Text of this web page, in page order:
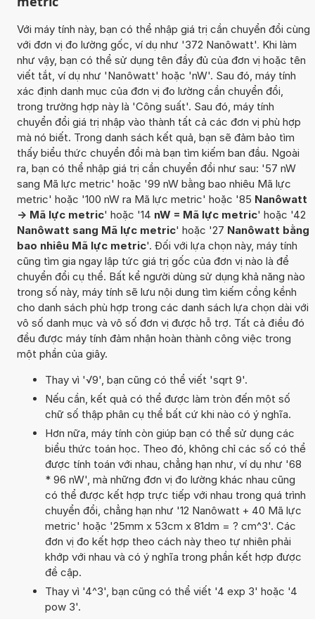
Với máy tính này, bạn có thể nhập giá trị cần chuyển đổi cùng
với đơn vị đo lường gốc, ví dụ như '372 Nanôwatt'. Khi làm
như vậy, bạn có thể sử dụng tên đầy đủ của đơn vị hoặc tên
viết tắt, ví dụ như 'Nanôwatt' hoặc 'nW'. Sau đó, máy tính
xác định danh mục của đơn vị đo lường cần chuyển đổi,
trong trường hợp này là 'Công suất'. Sau đó, máy tính
chuyển đổi giá trị nhập vào thành tất cả các đơn vị phù hợp
mà nó biết. Trong danh sách kết quả, bạn sẽ đảm bảo tìm
thấy biểu thức chuyển đổi mà bạn tìm kiếm ban đầu. Ngoài
ra, bạn có thể nhập giá trị cần chuyển đổi như sau: '57 nW
sang Mã lực metric' hoặc '99 nW bằng bao nhiêu Mã lực
metric' hoặc '100 nW ra Mã lực metric' hoặc '85 Nanôwatt
-> Mã lực metric' hoặc '14 nW = Mã lực metric' hoặc '42
Nanôwatt sang Mã lực metric' hoặc '27 Nanôwatt bằng
bao nhiêu Mã lực metric'. Đối với lựa chọn này, máy tính
cũng tìm gia ngay lập tức giá trị gốc của đơn vị nào là để
chuyển đổi cụ thể. Bất kể người dùng sử dụng khả năng nào
trong số này, máy tính sẽ lưu nội dung tìm kiếm cồng kềnh
cho danh sách phù hợp trong các danh sách lựa chọn dài với
vô số danh mục và vô số đơn vị được hỗ trợ. Tất cả điều đó
đều được máy tính đảm nhận hoàn thành công việc trong
một phần của giây.
Thay vì '√9', bạn cũng có thể viết 'sqrt 9'.
Nếu cần, kết quả có thể được làm tròn đến một số
chữ số thập phân cụ thể bất cứ khi nào có ý nghĩa.
Hơn nữa, máy tính còn giúp bạn có thể sử dụng các
biểu thức toán học. Theo đó, không chỉ các số có thể
được tính toán với nhau, chẳng hạn như, ví dụ như '68
* 96 nW', mà những đơn vị đo lường khác nhau cũng
có thể được kết hợp trực tiếp với nhau trong quá trình
chuyển đổi, chẳng hạn như '12 Nanôwatt + 40 Mã lực
metric' hoặc '25mm x 53cm x 81dm = ? cm^3'. Các
đơn vị đo kết hợp theo cách này theo tự nhiên phải
khớp với nhau và có ý nghĩa trong phần kết hợp được
đề cập.
Thay vì '4^3', bạn cũng có thể viết '4 exp 3' hoặc '4
pow 3'.